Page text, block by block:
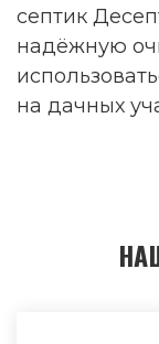
септик
надёжную
на дачных